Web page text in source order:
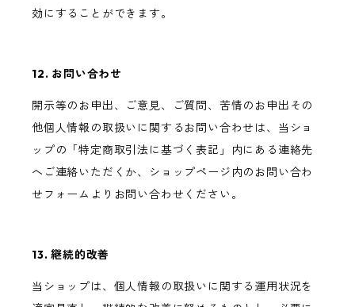
効にすることができます。
12. お問い合わせ
開示等のお申出、ご意見、ご質問、苦情のお申出その
他個人情報の取扱いに関するお問い合わせは、当ショ
ップの「特定商取引法に基づく表記」内にある連絡先
へご連絡いただくか、ショップページ内のお問い合わ
せフォームよりお問い合わせください。
13. 継続的改善
当ショップは、個人情報の取扱いに関する運用状況を